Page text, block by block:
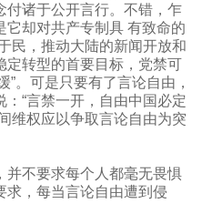
付诸于公开言行。不错，乍
却对共产专制具 有致命的
民，推动大陆的新闻开放和
定转型的首要目标，党禁可
”。可是只要有了言论自由，
“言禁一开，自由中国必定
维权应以争取言论自由为突
并不要求每个人都毫无畏惧
求，每当言论自由遭到侵